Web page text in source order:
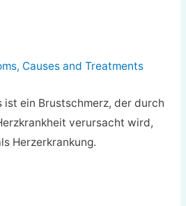
Causes and Treatments
ist ein Brustschmerz, der durch
verursacht wird,
Herzerkrankung.